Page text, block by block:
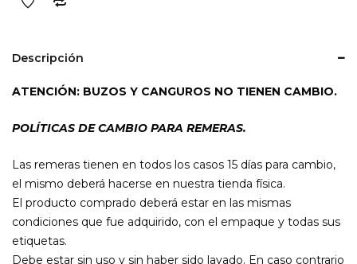
Fang
Descripción
ATENCIÓN: BUZOS Y CANGUROS NO TIENEN CAMBIO.
POLÍTICAS DE CAMBIO PARA REMERAS.
Las remeras tienen en todos los casos 15 días para cambio,
el mismo deberá hacerse en nuestra tienda física.
El producto comprado deberá estar en las mismas
condiciones que fue adquirido, con el empaque y todas sus
etiquetas.
Debe estar sin uso y sin haber sido lavado. En caso contrario